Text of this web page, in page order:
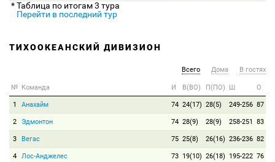
* Таблица по итогам 3 тура
Перейти в последний тур
ТИХООКЕАНСКИЙ ДИВИЗИОН
Всего Дома В гостях
№ Команда И В(ВО) П(ПО) Ш О
1 Анахайм 74 24(17) 28(5) 249-256 87
2 Эдмонтон 74 28(9) 28(9) 258-251 83
3 Вегас 75 25(8) 26(16) 236-236 82
4 Лос-Анджелес 73 19(10) 26(18) 195-222 76